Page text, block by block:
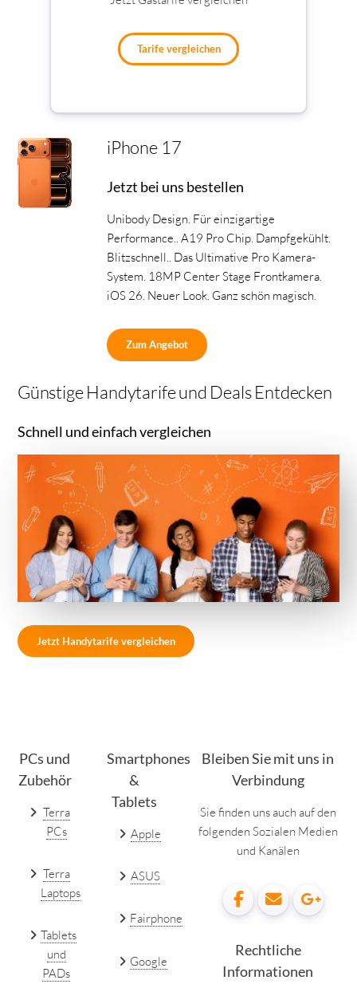
Tarife vergleichen
iPhone 17
Jetzt bei uns bestellen
Unibody Design. Für einzigartige
Performance.. A19 Pro Chip. Dampfgekühlt.
Blitzschnell.. Das Ultimative Pro Kamera-
System. 18MP Center Stage Frontkamera.
iOS 26. Neuer Look. Ganz schön magisch.
Zum Angebot
Günstige Handytarife und Deals Entdecken
Schnell und einfach vergleichen
Jetzt Handytarife vergleichen
PCs und
Zubehör
Terra
PCs
Terra
Laptops
Tablets
und
PADs
Smartphones
&
Tablets
Apple
ASUS
Fairphone
Google
Bleiben Sie mit uns in
Verbindung
Sie finden uns auch auf den
folgenden Sozialen Medien
und Kanälen
Rechtliche
Informationen